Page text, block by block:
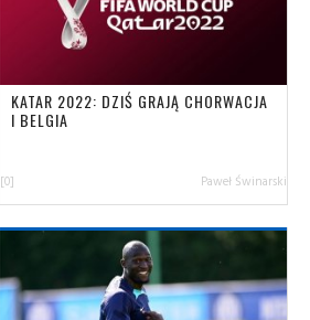
KATAR 2022: DZIŚ GRAJĄ CHORWACJA
I BELGIA
[0] Paweł Świnarski